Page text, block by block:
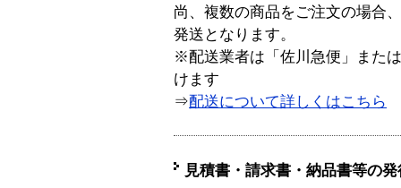
尚、複数の商品をご注文の場合
発送となります。
※配送業者は「佐川急便」また
けます
⇒配送について詳しくはこちら
見積書・請求書・納品書等の